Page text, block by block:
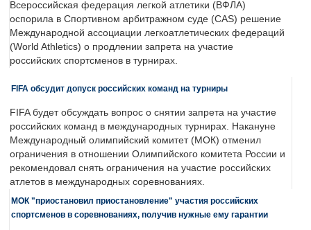
Всероссийская федерация легкой атлетики (ВФЛА)
оспорила в Спортивном арбитражном суде (CAS) решение
Международной ассоциации легкоатлетических федераций
(World Athletics) о продлении запрета на участие
российских спортсменов в турнирах.
FIFA обсудит допуск российских команд на турниры
FIFA будет обсуждать вопрос о снятии запрета на участие
российских команд в международных турнирах. Накануне
Международный олимпийский комитет (МОК) отменил
ограничения в отношении Олимпийского комитета России и
рекомендовал снять ограничения на участие российских
атлетов в международных соревнованиях.
МОК "приостановил приостановление" участия российских
спортсменов в соревнованиях, получив нужные ему гарантии